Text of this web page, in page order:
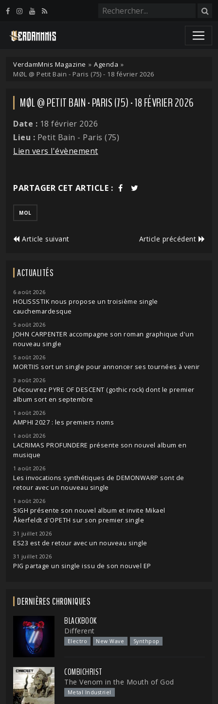
VerdamMnis Magazine » Agenda »
MØL @ Petit Bain - Paris (75) - 18 février 2026
MØL @ PETIT BAIN - PARIS (75) - 18 FÉVRIER 2026
Date : 18 février 2026
Lieu : Petit Bain - Paris (75)
Lien vers l'évènement
PARTAGER CET ARTICLE :
MOL
Article suivant Article précédent
ACTUALITÉS
6 août 2026
HOLISSSTIK nous propose un troisième single
cauchemardesque
5 août 2026
JOHN CARPENTER accompagne son roman graphique d'un
nouveau single
5 août 2026
MORTIIS sort un single pour annoncer ses tournées à venir
3 août 2026
Découvrez PYRE OF DESCENT (gothic rock) dont le premier
album sort en septembre
1 août 2026
AMPHI 2027 : les premiers noms
1 août 2026
LACRIMAS PROFUNDERE présente son nouvel album en
musique
1 août 2026
Les invocations synthétiques de DEMONWARP sont de
retour avec un nouveau single
1 août 2026
SIGH présente son nouvel album et invite Mikael
Åkerfeldt d'OPETH sur son premier single
31 juillet 2026
ES23 est de retour avec un nouveau single
31 juillet 2026
PIG partage un single issu de son nouvel EP
DERNIÈRES CHRONIQUES
BLACKBOOK
Different
Electro New Wave Synthpop
COMBICHRIST
The Venom in the Mouth of God
Metal Industriel
Panneau de gestion des cookies